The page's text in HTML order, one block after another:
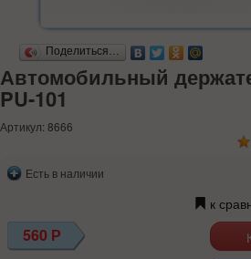
Поделиться…
Автомобильный
PU-101
Артикул: 8666
Есть в наличии
к
560 Р